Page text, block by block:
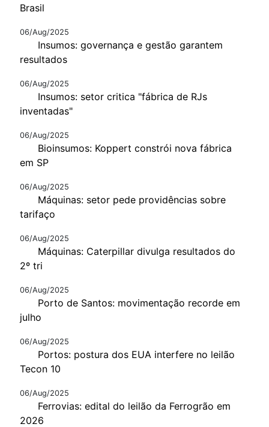
Brasil
06/Aug/2025
Insumos: governança e gestão garantem
resultados
06/Aug/2025
Insumos: setor critica "fábrica de RJs
inventadas"
06/Aug/2025
Bioinsumos: Koppert constrói nova fábrica
em SP
06/Aug/2025
Máquinas: setor pede providências sobre
tarifaço
06/Aug/2025
Máquinas: Caterpillar divulga resultados do
2º tri
06/Aug/2025
Porto de Santos: movimentação recorde em
julho
06/Aug/2025
Portos: postura dos EUA interfere no leilão
Tecon 10
06/Aug/2025
Ferrovias: edital do leilão da Ferrogrão em
2026